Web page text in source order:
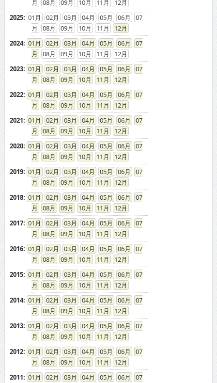
08 09 10 11
12
2025: 01 02 03 04 05 06
07
08
09 10 11
12
2024: 01 02 03 04 05 06
07
08
09 10 11
12
2023: 01 02 03 04 05 06
07
08
09 10 11
12
2022: 01 02 03 04 05 06
07
08
09 10 11
12
2021: 01 02 03 04 05 06
07
08
09 10 11
12
2020: 01 02 03 04 05 06
07
08
09 10 11
12
2019: 01 02 03 04 05 06
07
08
09 10 11
12
2018: 01 02 03 04 05 06
07
08
09 10 11
12
2017: 01 02 03 04 05 06
07
08
09 10 11
12
2016: 01 02 03 04 05 06
07
08
09 10 11
12
2015: 01 02 03 04 05 06
07
08
09 10 11
12
2014: 01 02 03 04 05 06
07
08
09 10 11
12
2013: 01 02 03 04 05 06
07
08
09 10 11
12
2012: 01 02 03 04 05 06
07
08
09 10 11
12
2011: 01 02 03 04 05 06
07